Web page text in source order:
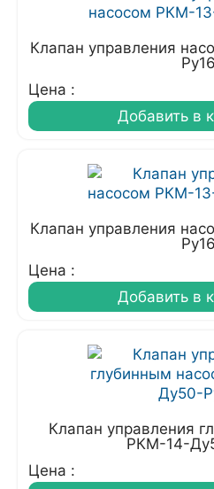
Клапан управления
Ру16
Цена :
Добавить в
Клапан управления
Ру16
Цена :
Добавить в
Клапан управления
РКМ-14-
Цена :